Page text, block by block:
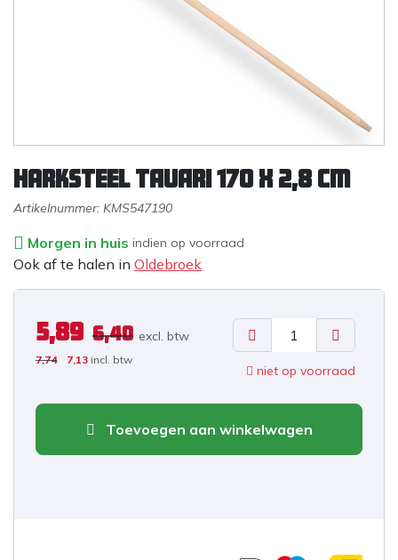
Harksteel TAUARI 170 x 2,8 cm
Artikelnummer: KMS547190
Morgen in huis indien op voorraad
Ook af te halen in Oldebroek
5,89 6,40 excl. btw
7,74 7,13 incl. btw
niet op voorraad
Toevoegen aan winkelwagen